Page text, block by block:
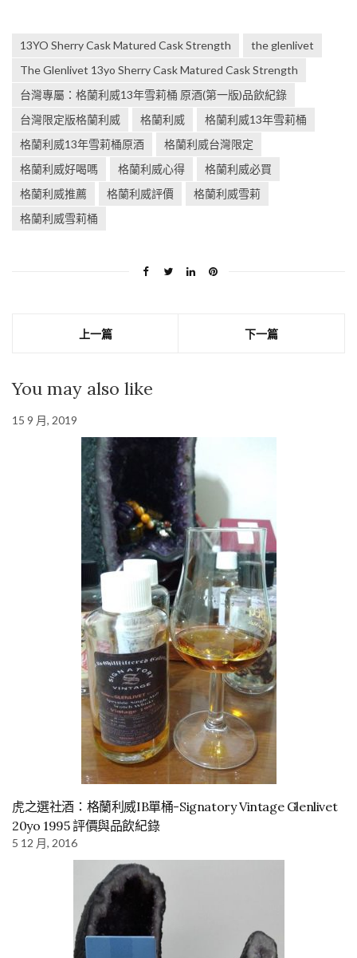
13YO Sherry Cask Matured Cask Strength
the glenlivet
The Glenlivet 13yo Sherry Cask Matured Cask Strength
台灣專屬：格蘭利威13年雪莉桶 原酒(第一版)品飲紀錄
台灣限定版格蘭利威
格蘭利威
格蘭利威13年雪莉桶
格蘭利威13年雪莉桶原酒
格蘭利威台灣限定
格蘭利威好喝嗎
格蘭利威心得
格蘭利威必買
格蘭利威推薦
格蘭利威評價
格蘭利威雪莉
格蘭利威雪莉桶
上一篇 下一篇
You may also like
15 9 月, 2019
虎之選社酒：格蘭利威IB單桶-Signatory Vintage Glenlivet
20yo 1995 評價與品飲紀錄
5 12 月, 2016